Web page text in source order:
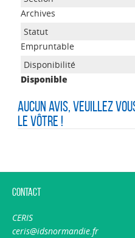
Archives
Empruntable
Disponible
Aucun avis, veuillez
le vôtre !
Contact
CERIS
ceris@idsnormandie.fr